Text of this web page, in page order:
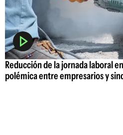
Reducción de la jornada laboral
polémica entre empresarios y